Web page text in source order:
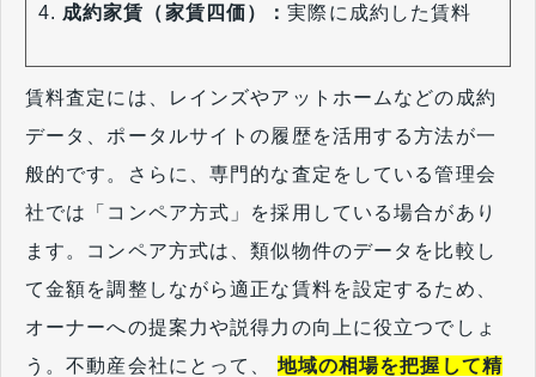
成約家賃（家賃四価）：実際に成約した賃料
賃料査定には、レインズやアットホームなどの成約
データ、ポータルサイトの履歴を活用する方法が一
般的です。さらに、専門的な査定をしている管理会
社では「コンペア方式」を採用している場合があり
ます。コンペア方式は、類似物件のデータを比較し
て金額を調整しながら適正な賃料を設定するため、
オーナーへの提案力や説得力の向上に役立つでしょ
う。不動産会社にとって、 地域の相場を把握して精